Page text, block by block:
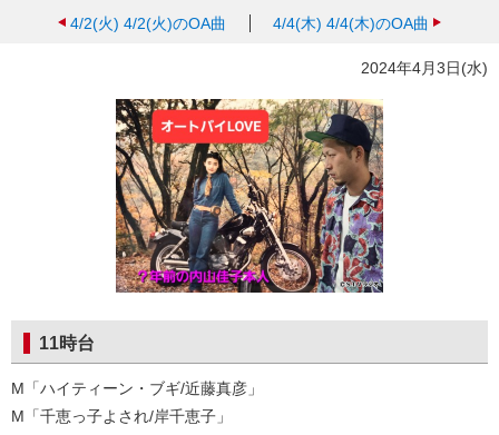
4/2(火) 4/2(火)のOA曲 4/4(木) 4/4(木)のOA曲
2024年4月3日(水)
11時台
M「ハイティーン・ブギ/近藤真彦」
M「千恵っ子よされ/岸千恵子」